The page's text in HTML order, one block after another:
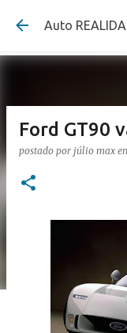
Pular
Auto
Ford GT90
postado por júlio max